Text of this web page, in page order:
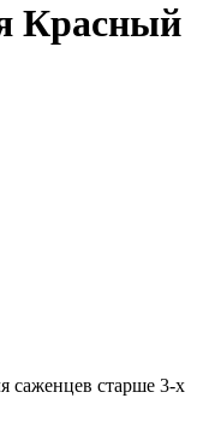
Красный
саженцев старше 3-х